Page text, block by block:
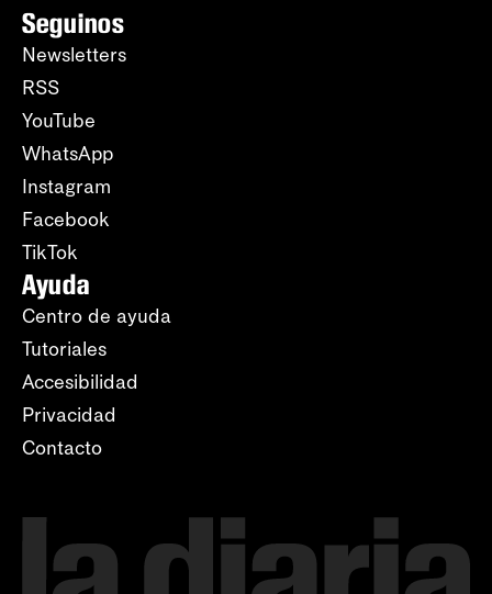
Seguinos
Newsletters
RSS
YouTube
WhatsApp
Instagram
Facebook
TikTok
Ayuda
Centro de ayuda
Tutoriales
Accesibilidad
Privacidad
Contacto